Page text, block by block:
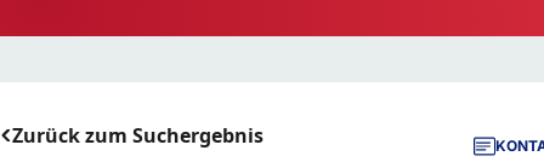
Zurück zum Suchergebnis